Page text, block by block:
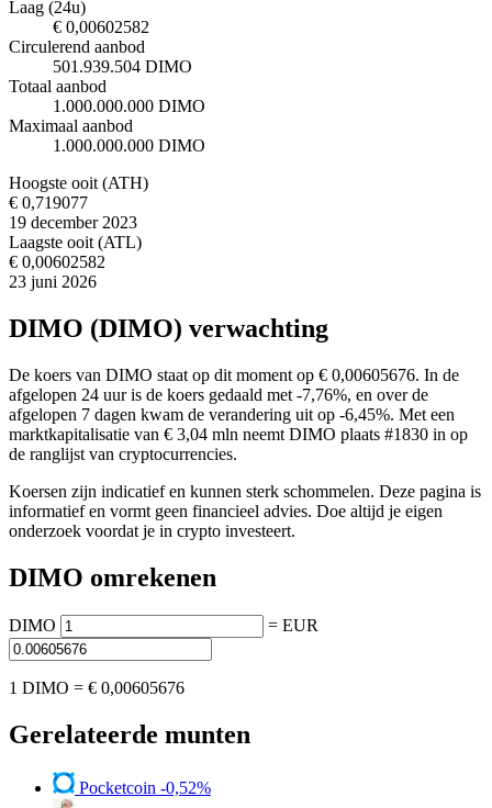
Laag (24u)
€ 0,00602582
Circulerend aanbod
501.939.504 DIMO
Totaal aanbod
1.000.000.000 DIMO
Maximaal aanbod
1.000.000.000 DIMO
Hoogste ooit (ATH)
€ 0,719077
19 december 2023
Laagste ooit (ATL)
€ 0,00602582
23 juni 2026
DIMO (DIMO) verwachting
De koers van DIMO staat op dit moment op € 0,00605676. In de
afgelopen 24 uur is de koers gedaald met -7,76%, en over de
afgelopen 7 dagen kwam de verandering uit op -6,45%. Met een
marktkapitalisatie van € 3,04 mln neemt DIMO plaats #1830 in op
de ranglijst van cryptocurrencies.
Koersen zijn indicatief en kunnen sterk schommelen. Deze pagina is
informatief en vormt geen financieel advies. Doe altijd je eigen
onderzoek voordat je in crypto investeert.
DIMO omrekenen
DIMO = EUR
1 DIMO = € 0,00605676
Gerelateerde munten
Pocketcoin -0,52%